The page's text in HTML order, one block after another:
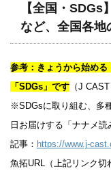
【全国・
など、全国各地
参考：きょうから始め
「SDGs」です （J
※SDGsに取り組む、多
日お届けする「ナナメ読
記事： https://www.j-
魚拓URL（上記リンク切